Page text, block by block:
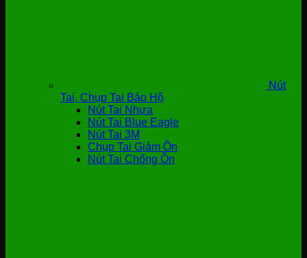
Nút
Tai, Chụp Tai Bảo Hộ
Nút Tai Nhựa
Nút Tai Blue Eagle
Nút Tai 3M
Chụp Tai Giảm Ồn
Nút Tai Chống Ồn